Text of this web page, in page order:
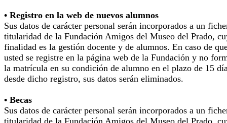
• Registro en la web de nuevos alumnos
Sus datos de carácter personal serán incorporados a un
titularidad de la Fundación Amigos del Museo del Prado,
finalidad es la gestión docente y de alumnos. En caso de
usted se registre en la página web de la Fundación y no
la matrícula en su condición de alumno en el plazo de 15
desde dicho registro, sus datos serán eliminados.
• Becas
Sus datos de carácter personal serán incorporados a un